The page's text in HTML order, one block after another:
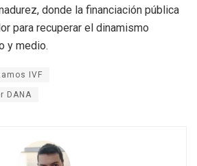
donde la financiación pública
para recuperar el dinamismo
y medio.
IVF
DANA